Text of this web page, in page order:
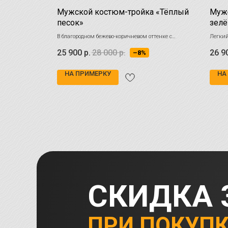
и
Мужской костюм-тройка «Тёплый
песок»
В благородном бежево-коричневом оттенке с
классической клеткой
25 900 р. 28 000 р. –8%
НА ПРИМЕРКУ
26
НА
СКИДКА